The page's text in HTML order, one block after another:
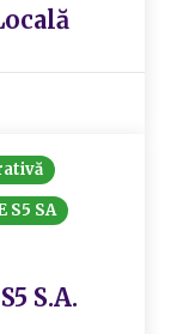
S5 SA
S.A.